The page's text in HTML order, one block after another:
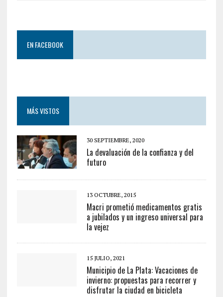
EN FACEBOOK
MÁS VISTOS
30 SEPTIEMBRE, 2020
La devaluación de la confianza y del
futuro
13 OCTUBRE, 2015
Macri prometió medicamentos gratis
a jubilados y un ingreso universal para
la vejez
15 JULIO, 2021
Municipio de La Plata: Vacaciones de
invierno: propuestas para recorrer y
disfrutar la ciudad en bicicleta